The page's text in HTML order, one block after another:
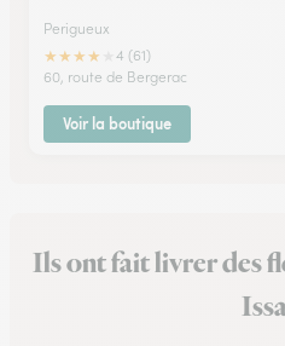
Perigueux
★★★★
4 (61)
60, route de Bergerac
Voir la boutique
Ils ont fait livrer des